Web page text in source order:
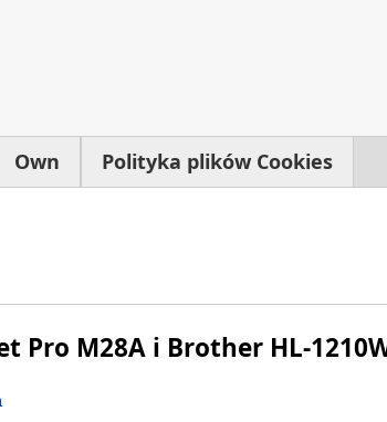
Own Polityka plików Cookies
Pro M28A i Brother HL-